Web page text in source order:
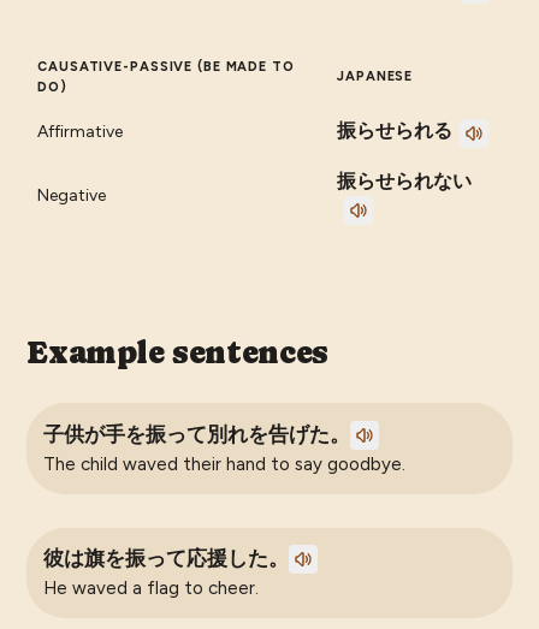
CAUSATIVE-PASSIVE (BE MADE TO
DO)
JAPANESE
Affirmative 振らせられる
Negative
振らせられない
Example sentences
子供が手を振って別れを告げた。
The child waved their hand to say goodbye.
彼は旗を振って応援した。
He waved a flag to cheer.